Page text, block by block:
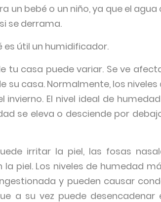
un bebé o un niño, ya que el
se derrama.
útil un humidificador.
tu casa puede variar. Se ve
su casa. Normalmente, los
El nivel ideal de
se eleva o desciende por
irritar la piel, las fosas
piel. Los niveles de humedad
y pueden causar
a su vez puede